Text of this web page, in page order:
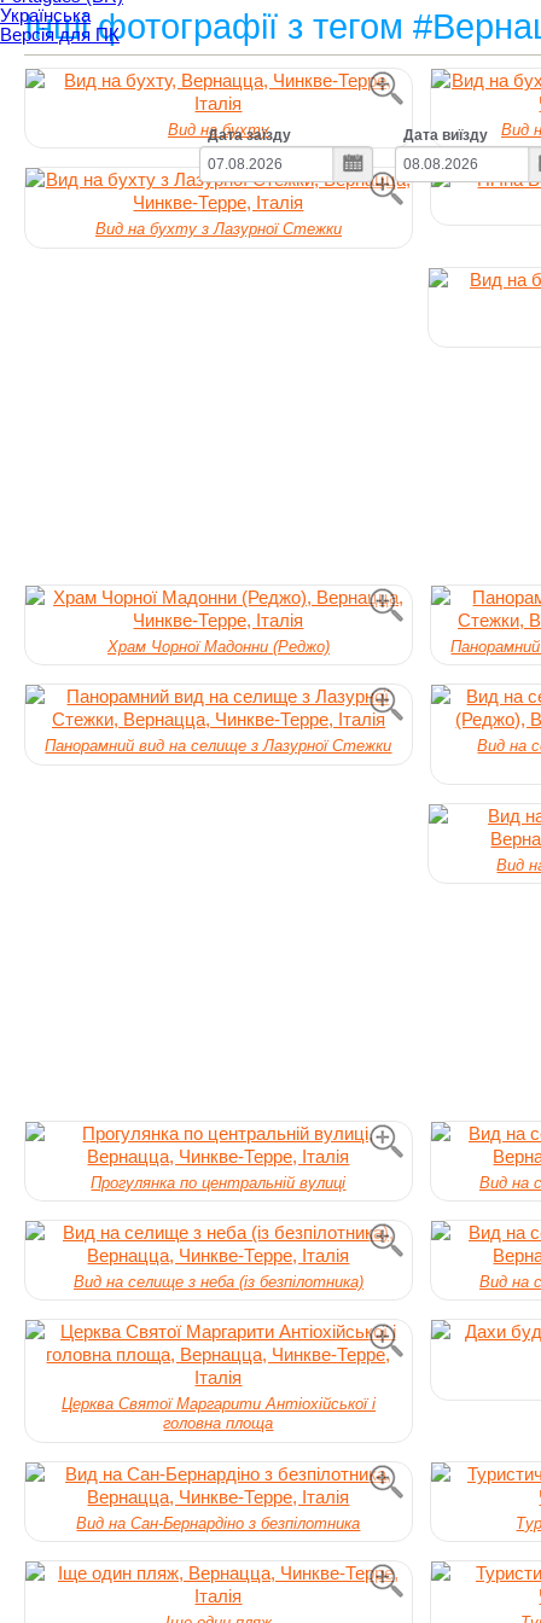
Українська
Версія для ПК
Дата заїзду Дата виїзду
Інші фотографії з тегом
Вид на бухту Вид
Вид на бухту з Лазурної Стежки
Храм Чорної Мадонни (Реджо)
Панорамний вид на селище з Лазурної Стежки Вид на
Вид
Прогулянка по центральній вулиці Вид на
Вид на селище з неба (із безпілотника) Вид на
Церква Святої Маргарити Антіохійської і
головна площа
Вид на Сан-Бернардіно з безпілотника